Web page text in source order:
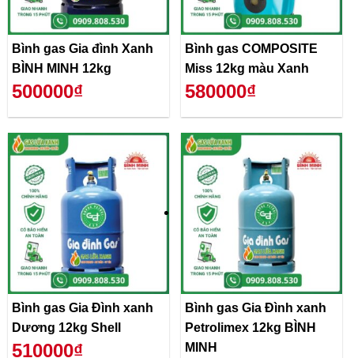
Bình gas Gia đình Xanh
BÌNH MINH 12kg
500000₫
Bình gas COMPOSITE
Miss 12kg màu Xanh
580000₫
Bình gas Gia Đình xanh
Dương 12kg Shell
510000₫
Bình gas Gia Đình xanh
Petrolimex 12kg BÌNH
MINH